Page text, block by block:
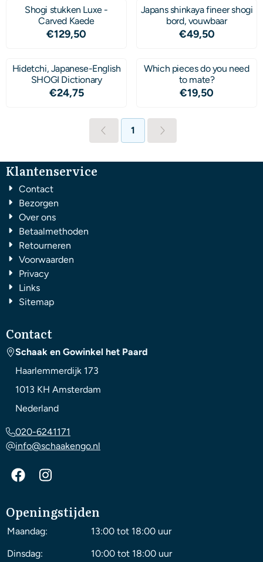
Shogi stukken Luxe -
Carved Kaede
Prijs: 129,50
€129,50
Japans shinkaya fineer shogi
bord, vouwbaar
Prijs: 49,50
€49,50
Hidetchi, Japanese-English
SHOGI Dictionary
Prijs: 24,75
€24,75
Which pieces do you need
to mate?
Prijs: 19,50
€19,50
1
Klantenservice
Contact
Bezorgen
Over ons
Betaalmethoden
Retourneren
Voorwaarden
Privacy
Links
Sitemap
Contact
Schaak en Gowinkel het Paard
Haarlemmerdijk 173
1013 KH Amsterdam
Nederland
020-6241171
info@schaakengo.nl
Openingstijden
Maandag:
13:00 tot 18:00 uur
Dinsdag:
10:00 tot 18:00 uur